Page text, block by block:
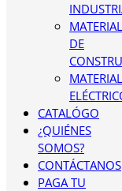
DE
CATALÓGO
¿QUIÉNES
SOMOS?
CONTÁCTANOS
PAGA TU